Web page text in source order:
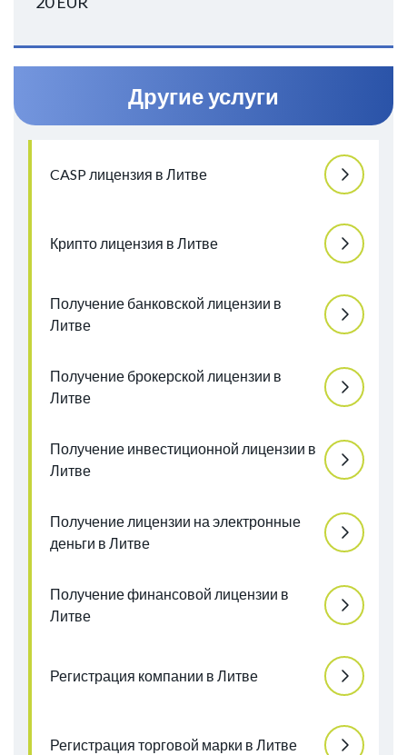
Другие услуги
CASP лицензия в Литве
Крипто лицензия в Литве
Получение банковской лицензии в
Литве
Получение брокерской лицензии в
Литве
Получение инвестиционной лицензии в
Литве
Получение лицензии на электронные
деньги в Литве
Получение финансовой лицензии в
Литве
Регистрация компании в Литве
Регистрация торговой марки в Литве